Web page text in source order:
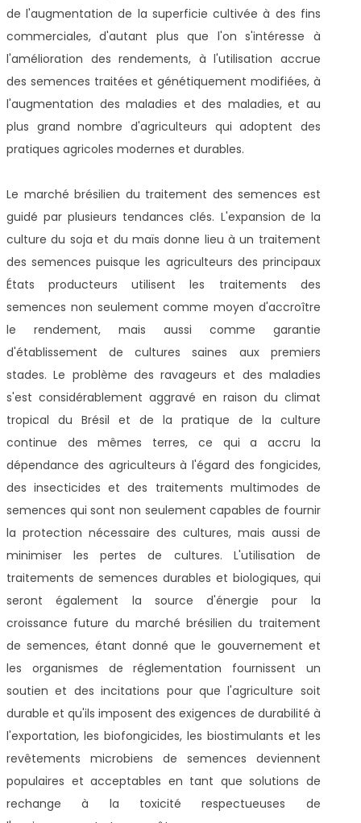
de l'augmentation de la superficie cultivée à des fins
commerciales, d'autant plus que l'on s'intéresse à
l'amélioration des rendements, à l'utilisation accrue
des semences traitées et génétiquement modifiées, à
l'augmentation des maladies et des maladies, et au
plus grand nombre d'agriculteurs qui adoptent des
pratiques agricoles modernes et durables.
Le marché brésilien du traitement des semences est
guidé par plusieurs tendances clés. L'expansion de la
culture du soja et du maïs donne lieu à un traitement
des semences puisque les agriculteurs des principaux
États producteurs utilisent les traitements des
semences non seulement comme moyen d'accroître
le rendement, mais aussi comme garantie
d'établissement de cultures saines aux premiers
stades. Le problème des ravageurs et des maladies
s'est considérablement aggravé en raison du climat
tropical du Brésil et de la pratique de la culture
continue des mêmes terres, ce qui a accru la
dépendance des agriculteurs à l'égard des fongicides,
des insecticides et des traitements multimodes de
semences qui sont non seulement capables de fournir
la protection nécessaire des cultures, mais aussi de
minimiser les pertes de cultures. L'utilisation de
traitements de semences durables et biologiques, qui
seront également la source d'énergie pour la
croissance future du marché brésilien du traitement
de semences, étant donné que le gouvernement et
les organismes de réglementation fournissent un
soutien et des incitations pour que l'agriculture soit
durable et qu'ils imposent des exigences de durabilité à
l'exportation, les biofongicides, les biostimulants et les
revêtements microbiens de semences deviennent
populaires et acceptables en tant que solutions de
rechange à la toxicité respectueuses de